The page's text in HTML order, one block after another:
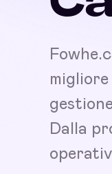
migliore
Dalla